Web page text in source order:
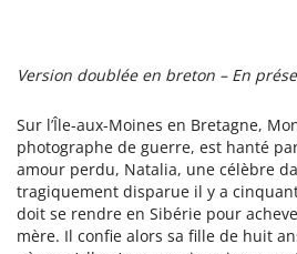
Version doublée en breton – En
Sur l’Île-aux-Moines en Bretagne,
photographe de guerre, est hanté
amour perdu, Natalia, une célèbre
tragiquement disparue il y a
doit se rendre en Sibérie pour
mère. Il confie alors sa fille de huit